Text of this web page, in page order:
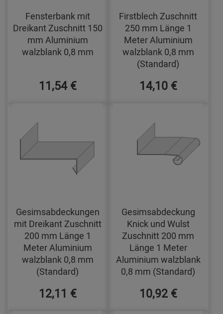
Fensterbank mit
Dreikant Zuschnitt 150
mm Aluminium
walzblank 0,8 mm
11,54 €
Firstblech Zuschnitt
250 mm Länge 1
Meter Aluminium
walzblank 0,8 mm
(Standard)
14,10 €
Gesimsabdeckungen
mit Dreikant Zuschnitt
200 mm Länge 1
Meter Aluminium
walzblank 0,8 mm
(Standard)
12,11 €
Gesimsabdeckung
Knick und Wulst
Zuschnitt 200 mm
Länge 1 Meter
Aluminium walzblank
0,8 mm (Standard)
10,92 €